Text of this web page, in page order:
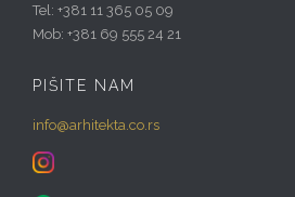
Tel: +381 11 365 05 09
Mob: +381 69 555 24 21
PIŠITE NAM
info@arhitekta.co.rs